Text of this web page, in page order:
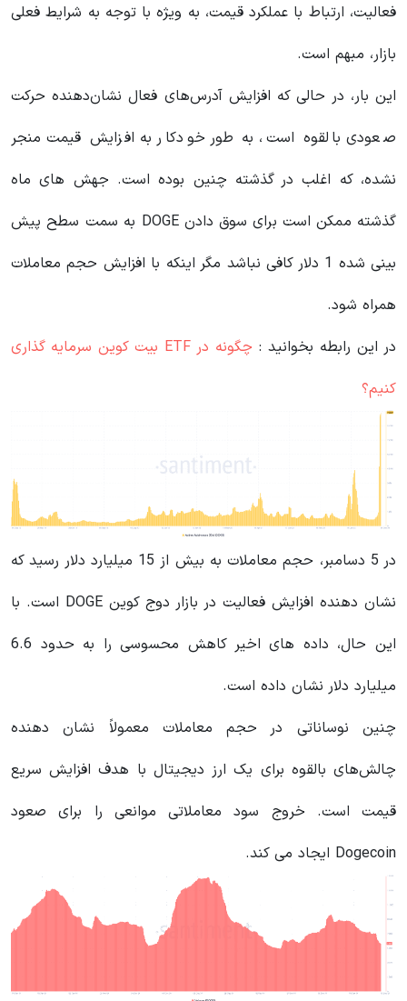
فعالیت، ارتباط با عملکرد قیمت، به ویژه با توجه به شرایط فعلی
بازار، مبهم است.
این بار، در حالی که افزایش آدرس‌های فعال نشان‌دهنده حرکت
صعودی بالقوه است، به طور خودکار به افزایش قیمت منجر
نشده، که اغلب در گذشته چنین بوده است. جهش های ماه
گذشته ممکن است برای سوق دادن DOGE به سمت سطح پیش
بینی شده 1 دلار کافی نباشد مگر اینکه با افزایش حجم معاملات
همراه شود.
در این رابطه بخوانید‌ :
چگونه در ETF بیت کوین سرمایه گذاری
کنیم؟
در 5 دسامبر، حجم معاملات به بیش از 15 میلیارد دلار رسید که
نشان دهنده افزایش فعالیت در بازار دوج کوین DOGE است. با
این حال، داده های اخیر کاهش محسوسی را به حدود 6.6
میلیارد دلار نشان داده است.
چنین نوساناتی در حجم معاملات معمولاً نشان دهنده
چالش‌های بالقوه برای یک ارز دیجیتال با هدف افزایش سریع
قیمت است. خروج سود معاملاتی موانعی را برای صعود
Dogecoin ایجاد می کند.